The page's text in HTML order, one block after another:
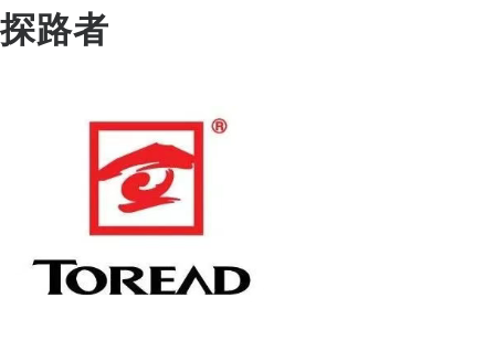
探路者